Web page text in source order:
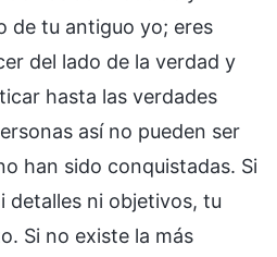
de tu antiguo yo; eres
del lado de la verdad y
hasta las verdades
así no pueden ser
han sido conquistadas. Si
detalles ni objetivos, tu
Si no existe la más